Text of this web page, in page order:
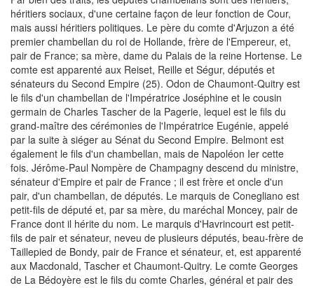
héritiers sociaux, d'une certaine façon de leur fonction de Cour,
mais aussi héritiers politiques. Le père du comte d'Arjuzon a été
premier chambellan du roi de Hollande, frère de l'Empereur, et,
pair de France; sa mère, dame du Palais de la reine Hortense. Le
comte est apparenté aux Reiset, Reille et Ségur, députés et
sénateurs du Second Empire (25). Odon de Chaumont-Quitry est
le fils d'un chambellan de l'Impératrice Joséphine et le cousin
germain de Charles Tascher de la Pagerie, lequel est le fils du
grand-maître des cérémonies de l'Impératrice Eugénie, appelé
par la suite à siéger au Sénat du Second Empire. Belmont est
également le fils d'un chambellan, mais de Napoléon Ier cette
fois. Jérôme-Paul Nompère de Champagny descend du ministre,
sénateur d'Empire et pair de France ; il est frère et oncle d'un
pair, d'un chambellan, de députés. Le marquis de Conegliano est
petit-fils de député et, par sa mère, du maréchal Moncey, pair de
France dont il hérite du nom. Le marquis d'Havrincourt est petit-
fils de pair et sénateur, neveu de plusieurs députés, beau-frère de
Taillepied de Bondy, pair de France et sénateur, et, est apparenté
aux Macdonald, Tascher et Chaumont-Quitry. Le comte Georges
de La Bédoyère est le fils du comte Charles, général et pair des